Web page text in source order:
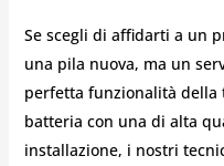
Se scegli di affidarti a un
una pila nuova, ma un
perfetta funzionalità della
batteria con una di alta
installazione, i nostri